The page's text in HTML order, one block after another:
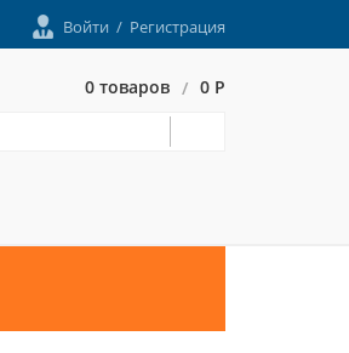
Войти / Регистрация
0 товаров / 0 Р